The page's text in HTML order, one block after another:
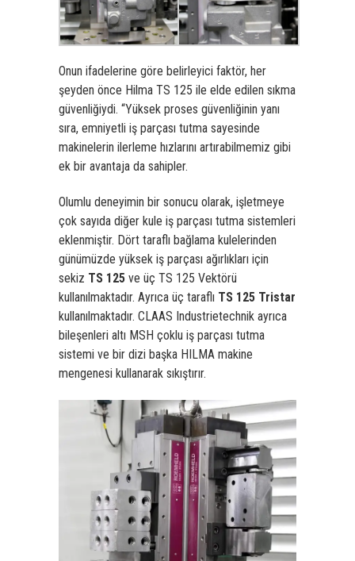
Onun ifadelerine göre belirleyici faktör, her
şeyden önce Hilma TS 125 ile elde edilen sıkma
güvenliğiydi. “Yüksek proses güvenliğinin yanı
sıra, emniyetli iş parçası tutma sayesinde
makinelerin ilerleme hızlarını artırabilmemiz gibi
ek bir avantaja da sahipler.
Olumlu deneyimin bir sonucu olarak, işletmeye
çok sayıda diğer kule iş parçası tutma sistemleri
eklenmiştir. Dört taraflı bağlama kulelerinden
günümüzde yüksek iş parçası ağırlıkları için
sekiz TS 125 ve üç TS 125 Vektörü
kullanılmaktadır. Ayrıca üç taraflı TS 125 Tristar
kullanılmaktadır. CLAAS Industrietechnik ayrıca
bileşenleri altı MSH çoklu iş parçası tutma
sistemi ve bir dizi başka HILMA makine
mengenesi kullanarak sıkıştırır.